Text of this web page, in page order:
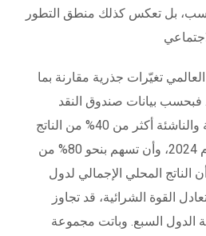
بل تعكس كذلك منطق التطور
تغيّرات جذرية مقارنة بما
فبحسب بيانات صندوق النقد
الدولي، تمثل الدول النامية والناشئة أكثر من 40% من الناتج
الاقتصادي العالمي في عام 2024، وأن تسهم بنحو 80% من
الناتج المحلي الإجمالي لدول
القوة الشرائية، قد تجاوز
الدول السبع. وباتت مجموعة